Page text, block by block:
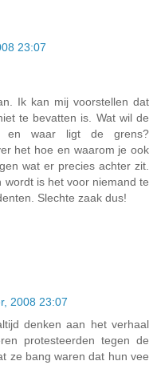
23:07
Ik kan mij voorstellen dat
te bevatten is. Wat wil de
en waar ligt de grens?
het hoe en waarom je ook
wat er precies achter zit.
wordt is het voor niemand te
Slechte zaak dus!
2008 23:07
denken aan het verhaal
protesteerden tegen de
ze bang waren dat hun vee